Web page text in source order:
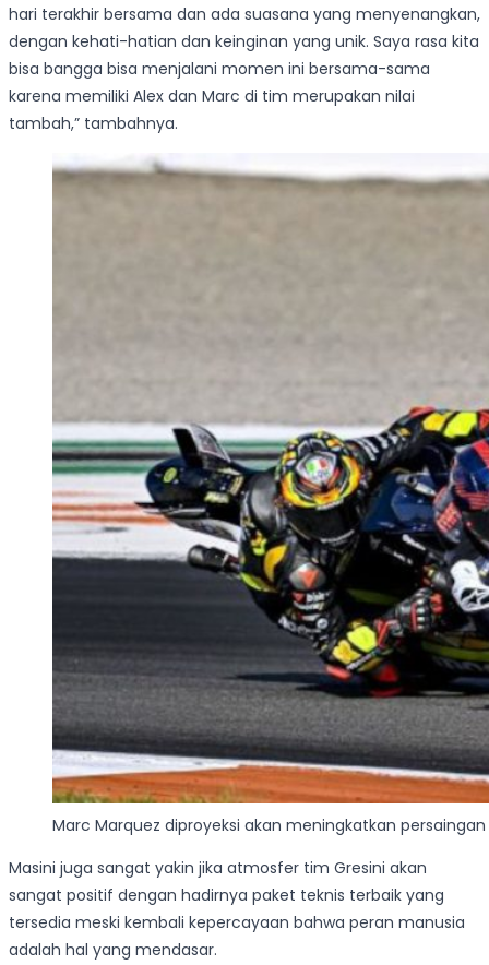
hari terakhir bersama dan ada suasana yang menyenangkan,
dengan kehati-hatian dan keinginan yang unik. Saya rasa kita
bisa bangga bisa menjalani momen ini bersama-sama
karena memiliki Alex dan Marc di tim merupakan nilai
tambah,” tambahnya.
Marc Marquez diproyeksi akan meningkatkan
Masini juga sangat yakin jika atmosfer tim Gresini akan
sangat positif dengan hadirnya paket teknis terbaik yang
tersedia meski kembali kepercayaan bahwa peran manusia
adalah hal yang mendasar.